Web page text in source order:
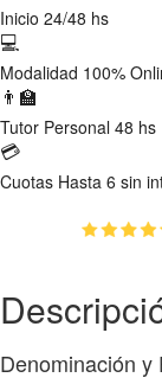
Inicio 24/48 hs
💻
Modalidad 100%
👨‍🏫
Tutor Personal 48 hs
💳
Cuotas Hasta 6 sin
Denominación y